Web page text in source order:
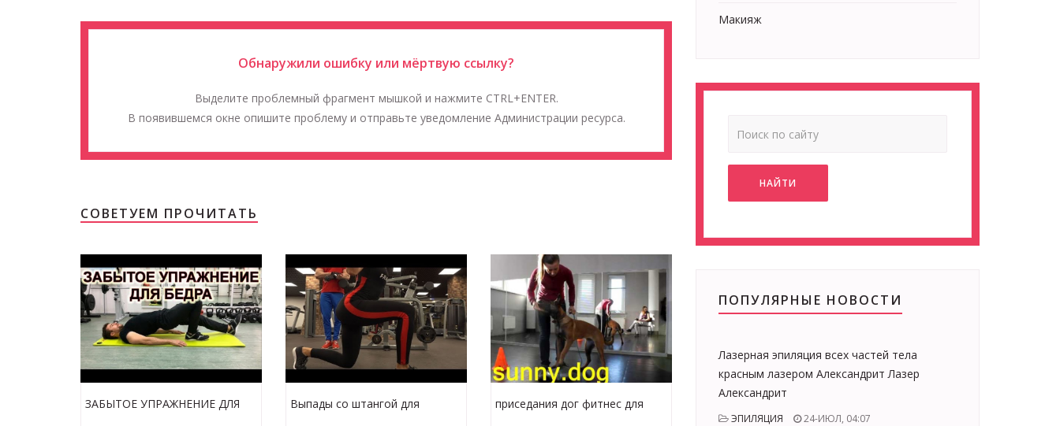
Обнаружили ошибку или мёртвую ссылку?
Выделите проблемный фрагмент мышкой и нажмите CTRL+ENTER.
В появившемся окне опишите проблему и отправьте уведомление Администрации ресурса.
СОВЕТУЕМ ПРОЧИТАТЬ
ЗАБЫТОЕ УПРАЖНЕНИЕ ДЛЯ
Выпады со штангой для
приседания дог фитнес для
Макияж
НАЙТИ
ПОПУЛЯРНЫЕ НОВОСТИ
Лазерная эпиляция всех частей тела
красным лазером Александрит Лазер
Aлександрит
ЭПИЛЯЦИЯ 24-ИЮЛ, 04:07